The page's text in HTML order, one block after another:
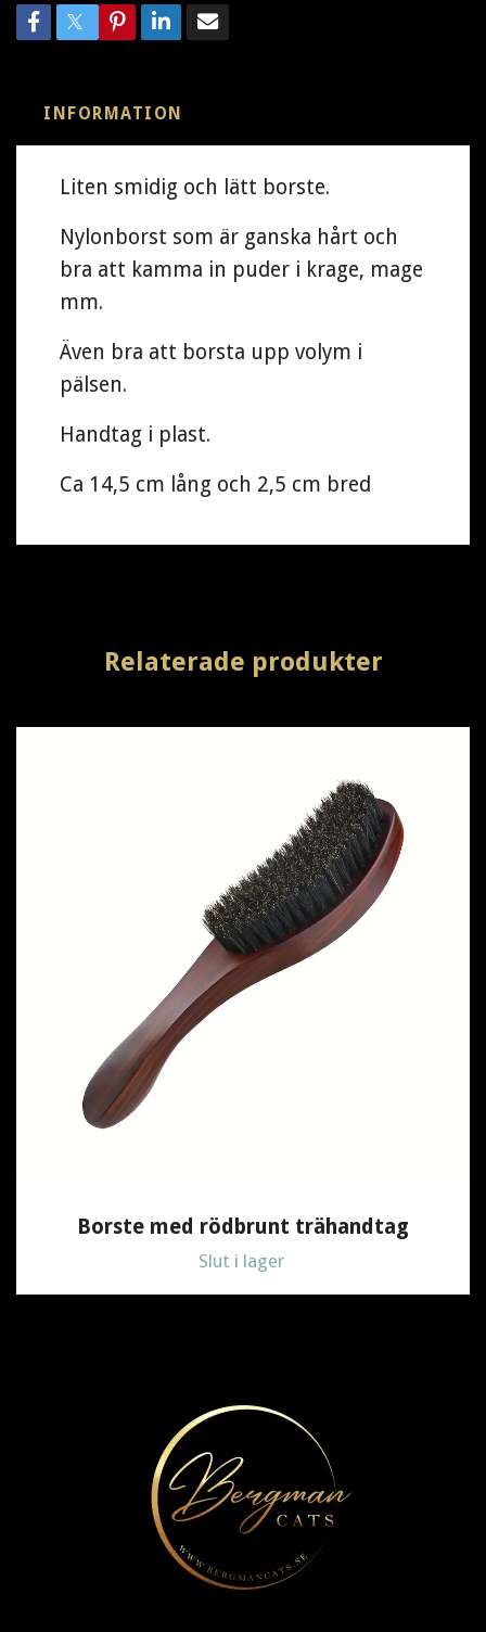
INFORMATION
Liten smidig och lätt borste.
Nylonborst som är ganska hårt och
bra att kamma in puder i krage, mage
mm.
Även bra att borsta upp volym i
pälsen.
Handtag i plast.
Ca 14,5 cm lång och 2,5 cm bred
Borste med rödbrunt trähandtag
Slut i lager